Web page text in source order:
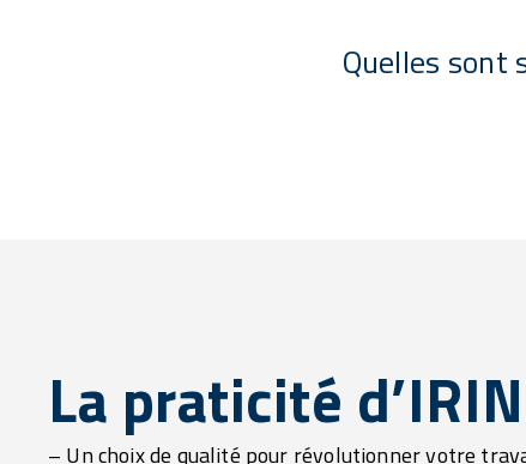
Quelles sont
La praticité
– Un choix de qualité pour révolutionner votre